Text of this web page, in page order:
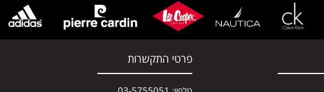
פרטי התקשרות